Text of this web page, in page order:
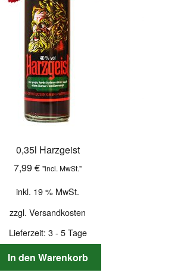
0,35l Harzgeist
7,99 € "incl. MwSt."
inkl. 19 % MwSt.
zzgl. Versandkosten
Lieferzeit: 3 - 5 Tage
In den Warenkorb